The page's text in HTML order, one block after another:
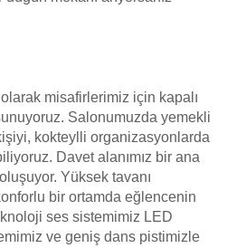
misafirlerimiz için kapalı
Salonumuzda yemekli
kokteylli organizasyonlarda
Davet alanımız bir ana
Yüksek tavanı
bir ortamda eğlencenin
ses sistemimiz LED
ve geniş dans pistimizle